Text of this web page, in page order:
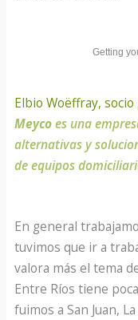
Getting
Elbio Woëffray,
Meycoes una
alternativas y
de equipos
En general
tuvimos que ir a
valora más el tema
Entre Ríos tiene
fuimos a San Juan,